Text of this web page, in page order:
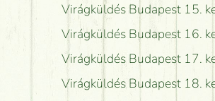
Virágküldés Budapest 15.
Virágküldés Budapest 16.
Virágküldés Budapest 17.
Virágküldés Budapest 18.